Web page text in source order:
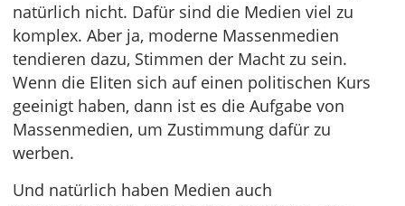
natürlich nicht. Dafür sind die Medien viel zu
komplex. Aber ja, moderne Massenmedien
tendieren dazu, Stimmen der Macht zu sein.
Wenn die Eliten sich auf einen politischen Kurs
geeinigt haben, dann ist es die Aufgabe von
Massenmedien, um Zustimmung dafür zu
werben.
Und natürlich haben Medien auch